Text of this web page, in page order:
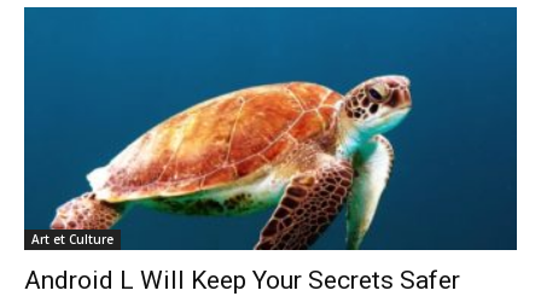
Art et Culture
Android L Will Keep Your Secrets Safer